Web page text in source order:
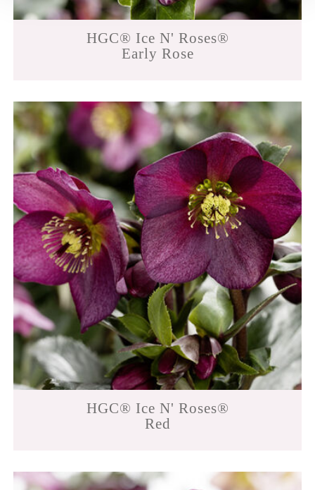
HGC® Ice N' Roses®
Early Rose
HGC® Ice N' Roses®
Red